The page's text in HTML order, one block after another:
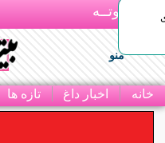
بـیتوتــه
منو
خانه اخبار داغ تازه ها